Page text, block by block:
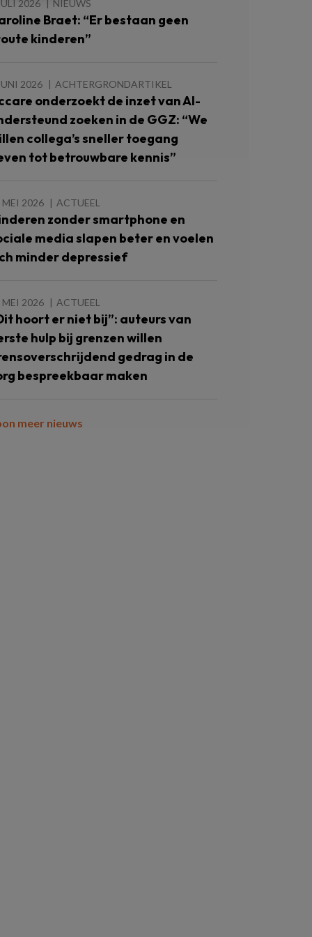
2026 NIEUWS
Braet: “Er bestaan geen
kinderen”
2026 ACHTERGRONDARTIKEL
onderzoekt de inzet van AI-
zoeken in de GGZ: “We
collega’s sneller toegang
tot betrouwbare kennis”
MEI 2026 ACTUEEL
zonder smartphone en
media slapen beter en voelen
minder depressief
MEI 2026 ACTUEEL
hoort er niet bij”: auteurs van
hulp bij grenzen willen
gedrag in de
bespreekbaar maken
meer nieuws